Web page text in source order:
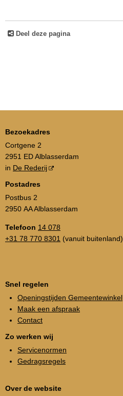
Deel deze pagina
Bezoekadres
Cortgene 2
2951 ED Alblasserdam
in De Rederij
Postadres
Postbus 2
2950 AA Alblasserdam
Telefoon 14 078
+31 78 770 8301 (vanuit buitenland)
Snel regelen
Openingstijden Gemeentewinkel
Maak een afspraak
Contact
Zo werken wij
Servicenormen
Gedragsregels
Over de website